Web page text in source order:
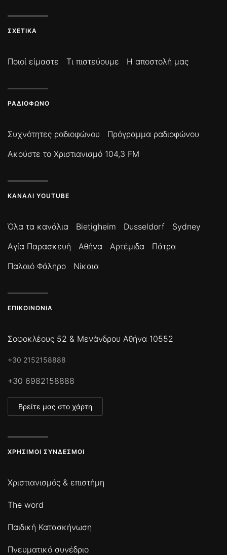
ΣΧΕΤΙΚΆ
Ποιοί είμαστε Τι πιστεύουμε Η αποστολή μας
ΡΑΔΙΌΦΩΝΟ
Συχνότητες ραδιοφώνου
Πρόγραμμα ραδιοφώνου
Ακούστε το Χριστιανισμό 104,3 FM
ΚΑΝΆΛΙ YOUTUBE
Όλα τα κανάλια Bietigheim Dusseldorf
Sydney
Αγία Παρασκευή
Αθήνα Αρτέμιδα
Πάτρα
Παλαιό Φάληρο
Νίκαια
ΕΠΙΚΟΙΝΩΝΊΑ
Σοφοκλέους 52 & Μενάνδρου Αθήνα 10552
+30 2152158888
+30 6982158888
Βρείτε μας στο χάρτη
ΧΡΉΣΙΜΟΙ ΣΎΝΔΕΣΜΟΙ
Χριστιανισμός & επιστήμη
The word
Παιδική Κατασκήνωση
Πνευματικό συνέδριο